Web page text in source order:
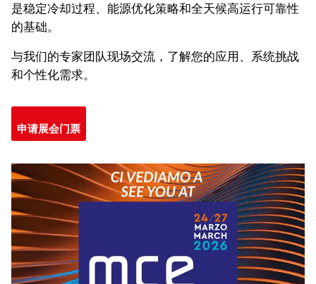
是稳定冷却过程、能源优化策略和全天候高运行可靠性
的基础。
与我们的专家团队现场交流，了解您的应用、系统挑战
和个性化需求。
申请展会门票